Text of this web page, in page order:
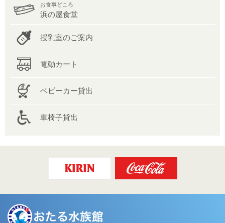
お食事どころ
浜の屋食堂
授乳室のご案内
電動カート
ベビーカー貸出
車椅子貸出